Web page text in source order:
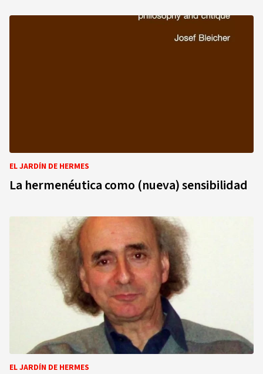
EL JARDÍN DE HERMES
La hermenéutica como (nueva) sensibilidad
EL JARDÍN DE HERMES